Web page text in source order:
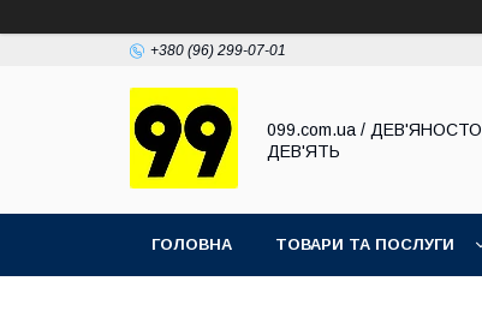
+380 (96) 299-07-01
099.com.ua / ДЕВ'ЯНОСТО
ДЕВ'ЯТЬ
ГОЛОВНА ТОВАРИ ТА ПОСЛУГИ